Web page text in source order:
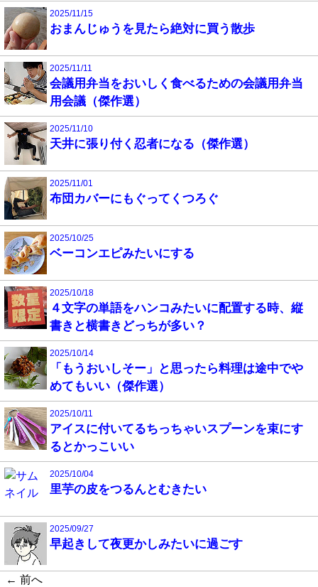
2025/11/15
おまんじゅうを見たら絶対に買う散歩
2025/11/11
会議用弁当をおいしく食べるための会議用弁当
用会議（傑作選）
2025/11/10
天井に張り付く忍者になる（傑作選）
2025/11/01
布団カバーにもぐってくつろぐ
2025/10/25
ベーコンエピみたいにする
2025/10/18
４文字の単語をハンコみたいに配置する時、縦
書きと横書きどっちが多い？
2025/10/14
「もうおいしそー」と思ったら料理は途中でや
めてもいい（傑作選）
2025/10/11
アイスに付いてるちっちゃいスプーンを束にす
るとかっこいい
2025/10/04
里芋の皮をつるんとむきたい
2025/09/27
早起きして夜更かしみたいに過ごす
← 前へ